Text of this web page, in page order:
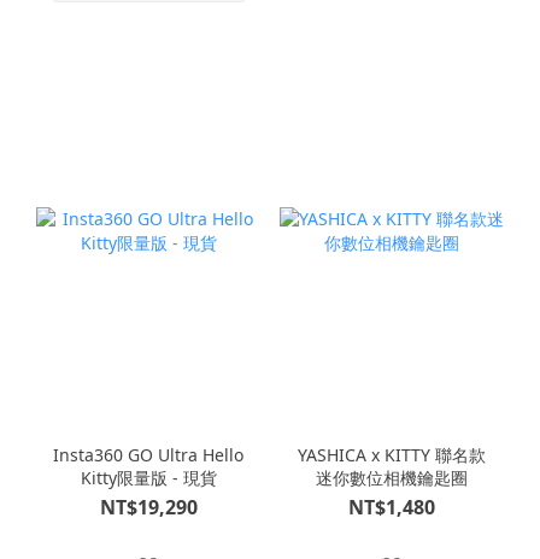
Insta360 GO Ultra Hello
Kitty限量版 - 現貨
NT$19,290
YASHICA x KITTY 聯名款
迷你數位相機鑰匙圈
NT$1,480